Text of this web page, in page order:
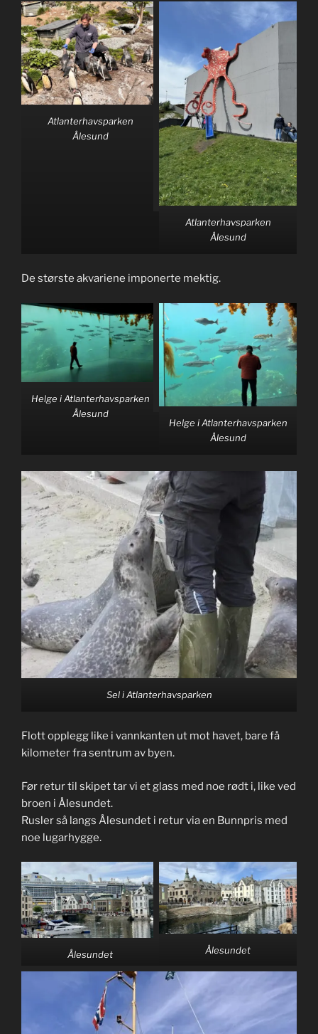
Atlanterhavsparken
Ålesund
Atlanterhavsparken
Ålesund
De største akvariene imponerte mektig.
Helge i Atlanterhavsparken
Ålesund
Helge i Atlanterhavsparken
Ålesund
Sel i Atlanterhavsparken
Flott opplegg like i vannkanten ut mot havet, bare få
kilometer fra sentrum av byen.
Før retur til skipet tar vi et glass med noe rødt i, like ved
broen i Ålesundet.
Rusler så langs Ålesundet i retur via en Bunnpris med
noe lugarhygge.
Ålesundet Ålesundet